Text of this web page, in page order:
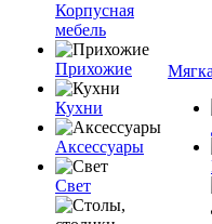
Корпусная
мебель
Прихожие
Кухни
Аксессуары
Свет